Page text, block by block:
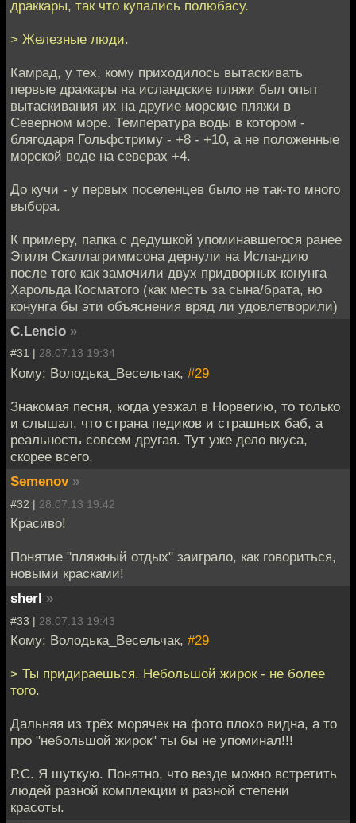
драккары, так что купались полюбасу.
> Железные люди.
Камрад, у тех, кому приходилось вытаскивать
первые драккары на исландские пляжи был опыт
вытаскивания их на другие морские пляжи в
Северном море. Температура воды в котором -
блягодаря Гольфстриму - +8 - +10, а не положенные
морской воде на северах +4.
До кучи - у первых поселенцев было не так-то много
выбора.
К примеру, папка с дедушкой упоминавшегося ранее
Эгиля Скаллагриммсона дернули на Исландию
после того как замочили двух придворных конунга
Харольда Косматого (как месть за сына/брата, но
конунга бы эти объяснения вряд ли удовлетворили)
C.Lencio »
#31 | 28.07.13 19:34
Кому: Володька_Весельчак, #29
Знакомая песня, когда уезжал в Норвегию, то только
и слышал, что страна педиков и страшных баб, а
реальность совсем другая. Тут уже дело вкуса,
скорее всего.
Semenov »
#32 | 28.07.13 19:42
Красиво!
Понятие "пляжный отдых" заиграло, как говориться,
новыми красками!
sherl »
#33 | 28.07.13 19:43
Кому: Володька_Весельчак, #29
> Ты придираешься. Небольшой жирок - не более
того.
Дальняя из трёх морячек на фото плохо видна, а то
про "небольшой жирок" ты бы не упоминал!!!
Р.С. Я шуткую. Понятно, что везде можно встретить
людей разной комплекции и разной степени
красоты.